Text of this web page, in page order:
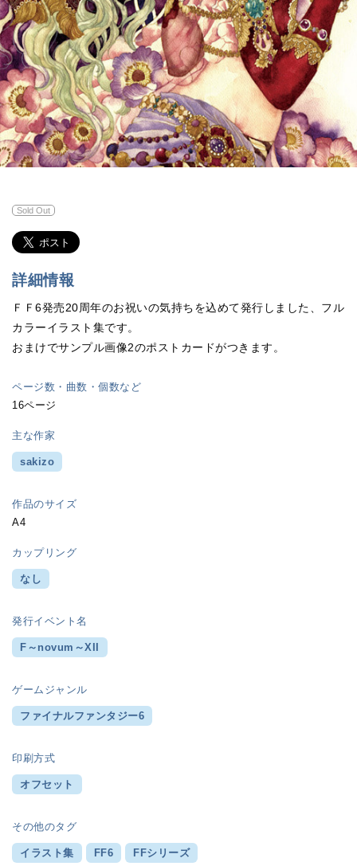
Sold Out
詳細情報
ＦＦ6発売20周年のお祝いの気持ちを込めて発行しました、フル
カラーイラスト集です。
おまけでサンプル画像2のポストカードがつきます。
ページ数・曲数・個数など
16ページ
主な作家
sakizo
作品のサイズ
A4
カップリング
なし
発行イベント名
F～novum～XII
ゲームジャンル
ファイナルファンタジー6
印刷方式
オフセット
その他のタグ
イラスト集 FF6 FFシリーズ